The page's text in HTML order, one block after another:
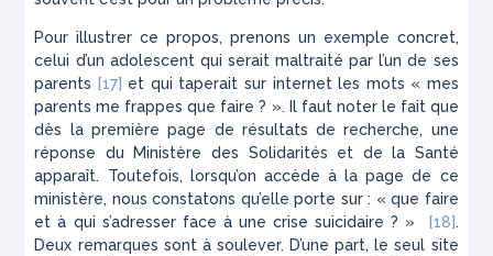
Pour illustrer ce propos, prenons un exemple concret,
celui d’un adolescent qui serait maltraité par l’un de ses
parents [17] et qui taperait sur internet les mots « mes
parents me frappes que faire ? ». Il faut noter le fait que
dès la première page de résultats de recherche, une
réponse du Ministère des Solidarités et de la Santé
apparaît. Toutefois, lorsqu’on accède à la page de ce
ministère, nous constatons qu’elle porte sur : « que faire
et à qui s’adresser face à une crise suicidaire ? »
[18].
Deux remarques sont à soulever. D’une part, le seul site